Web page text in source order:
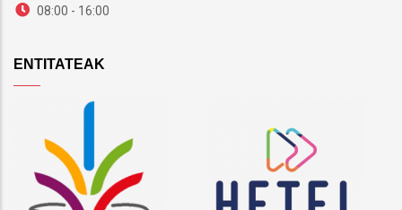
08:00 - 16:00
ENTITATEAK